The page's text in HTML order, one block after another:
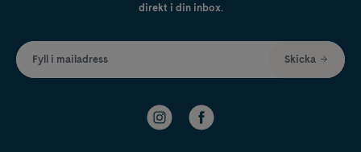
direkt i din inbox.
Fyll i mailadress Skicka